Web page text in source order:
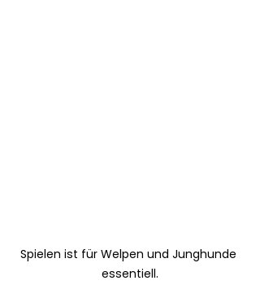
Spielen ist für Welpen und Junghunde
essentiell.